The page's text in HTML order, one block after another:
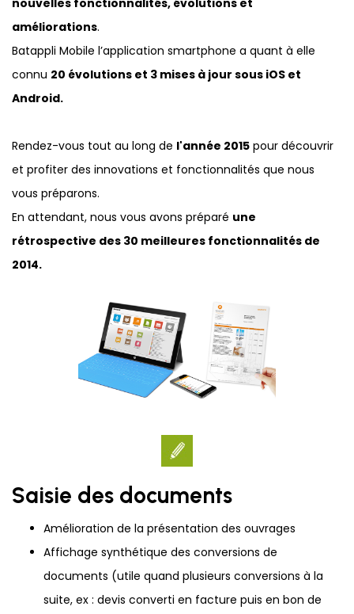
améliorations.
Batappli Mobile l’application smartphone a quant à elle
connu 20 évolutions et 3 mises à jour sous iOS et
Android.
Rendez-vous tout au long de l'année 2015 pour découvrir
et profiter des innovations et fonctionnalités que nous
vous préparons.
En attendant, nous vous avons préparé une
rétrospective des 30 meilleures fonctionnalités de
2014.
Saisie des documents
Amélioration de la présentation des ouvrages
Affichage synthétique des conversions de
documents (utile quand plusieurs conversions à la
suite, ex : devis converti en facture puis en bon de